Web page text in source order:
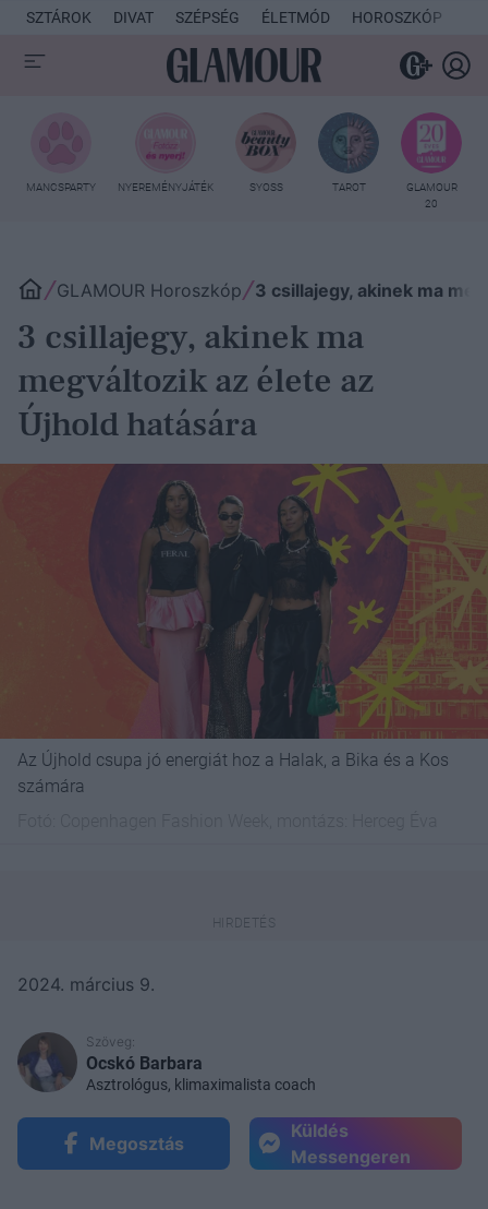
SZTÁROK DIVAT SZÉPSÉG ÉLETMÓD HOROSZKÓP
MANCSPARTY NYEREMÉNYJÁTÉK SYOSS TAROT
GLAMOUR
20
GLAMOUR Horoszkóp 3 csillajegy, akinek ma
3 csillajegy, akinek ma
megváltozik az élete az
Újhold hatására
Az Újhold csupa jó energiát hoz a Halak, a Bika és a Kos
számára
2024. március 9.
Szöveg:
Ocskó Barbara
Asztrológus, klimaximalista coach
Megosztás
Küldés
Messengeren